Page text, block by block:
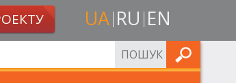
UA RU EN
ШУКАТИ